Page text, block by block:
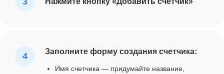
Заполните форму создания счетчика:
Имя счетчика — придумайте название,